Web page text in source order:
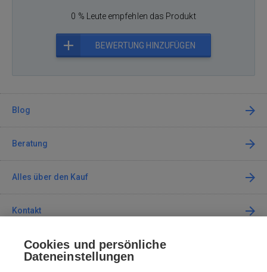
0 % Leute empfehlen das Produkt
BEWERTUNG HINZUFÜGEN
Blog
Beratung
Alles über den Kauf
Kontakt
Kontaktieren Sie uns
Cookies und persönliche
Dateneinstellungen